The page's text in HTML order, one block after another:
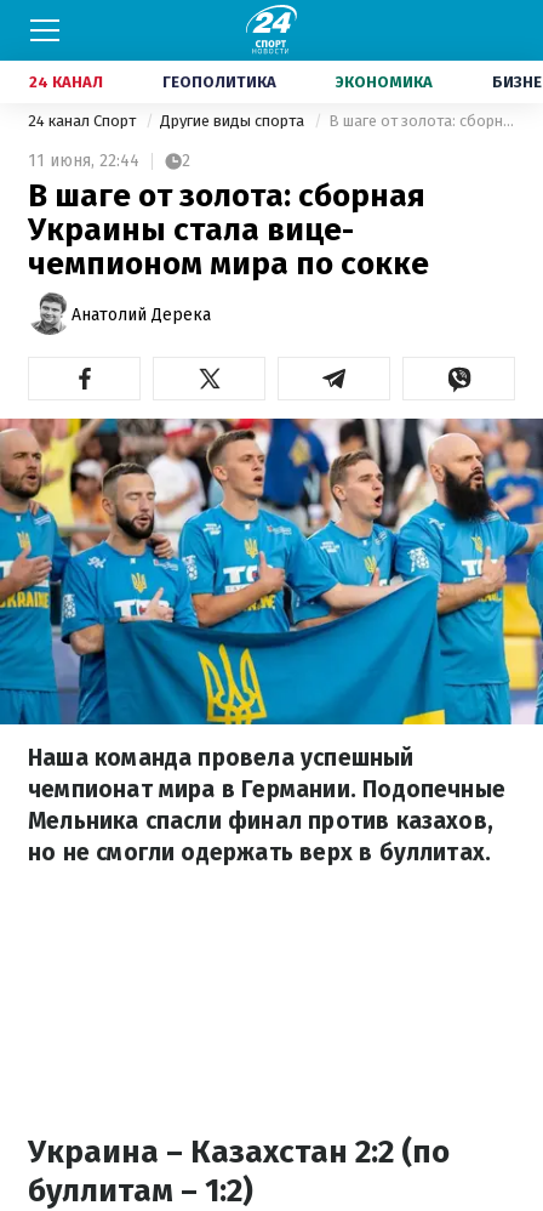
24 КАНАЛ ГЕОПОЛИТИКА ЭКОНОМИКА
24 канал Спорт Другие виды спорта В шаге от золота: сборная Украины стала вице-чемпионом мира по сокке
11 июня, 22:44 2
В шаге от золота: сборная
Украины стала вице-
чемпионом мира по сокке
Анатолий Дерека
Наша команда провела успешный
чемпионат мира в Германии. Подопечные
Мельника спасли финал против казахов,
но не смогли одержать верх в буллитах.
Украина – Казахстан 2:2 (по
буллитам – 1:2)